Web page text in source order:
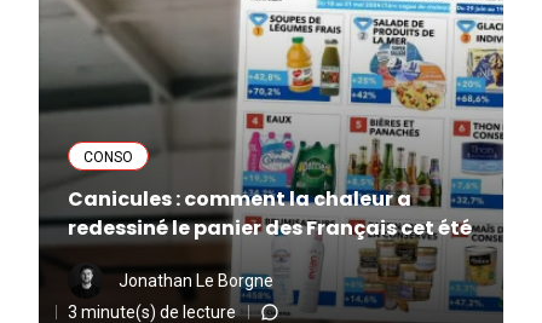
CONSO
Canicules : comment la chaleur a
redessiné le panier des Français cet été
Jonathan Le Borgne
3 minute(s) de lecture